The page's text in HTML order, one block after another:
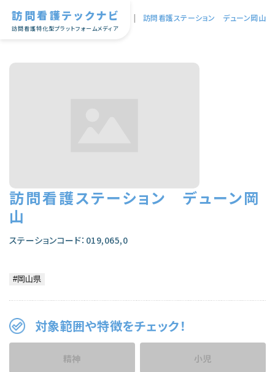
訪問看護テックナビ
訪問看護特化型プラットフォームメディア
TOP | 訪問看護ステーション デューン岡山
訪問看護ステーション デューン岡
山
ステーションコード：019,065,0
対象範囲や特徴をチェック！
精神 小児